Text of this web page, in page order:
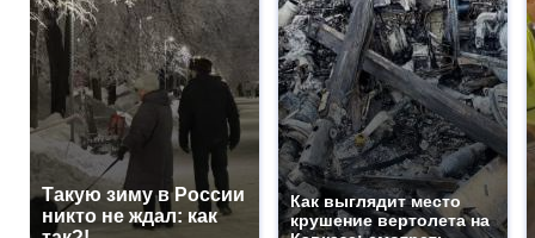
Такую зиму в России
никто не ждал: как
Как выглядит место
крушение вертолета на